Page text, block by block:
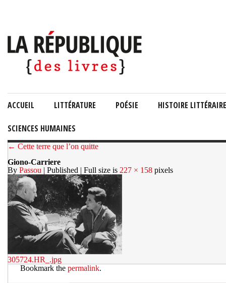
ACCUEIL LITTÉRATURE POÉSIE HISTOIRE LITTÉRAIRE
SCIENCES HUMAINES
← Cette terre que l’on quitte
Giono-Carriere
By Passou | Published | Full size is 227 × 158 pixels
305724.HR_.jpg
Bookmark the permalink.